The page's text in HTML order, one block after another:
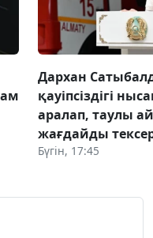
Дархан
қауіпсіздігі
аралап, таулы
жағдайды
Бүгін, 17:45